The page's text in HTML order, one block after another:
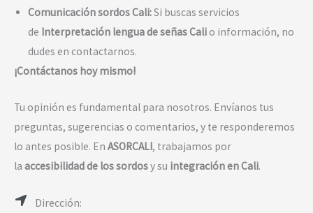
Comunicación sordos Cali:Si buscas servicios
de Interpretación lengua de señas Cali o información, no
dudes en contactarnos.
¡Contáctanos hoy mismo!
Tu opinión es fundamental para nosotros. Envíanos tus
preguntas, sugerencias o comentarios, y te responderemos
lo antes posible. En ASORCALI, trabajamos por
la accesibilidad de los sordosy su integración en Cali.
Dirección: